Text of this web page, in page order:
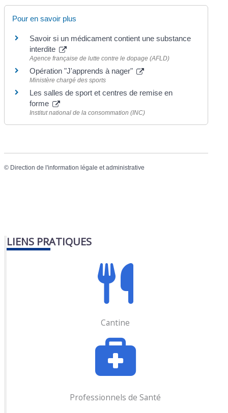
Pour en savoir plus
Savoir si un médicament contient une substance
interdite
Agence française de lutte contre le dopage (AFLD)
Opération "J'apprends à nager"
Ministère chargé des sports
Les salles de sport et centres de remise en
forme
Institut national de la consommation (INC)
© Direction de l'information légale et administrative
LIENS PRATIQUES
Cantine
Professionnels de Santé